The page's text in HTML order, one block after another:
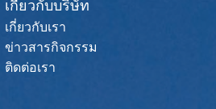
เกี่ยวกับบริษัท
เกี่ยวกับเรา
ข่าวสารกิจกรรม
ติดต่อเรา